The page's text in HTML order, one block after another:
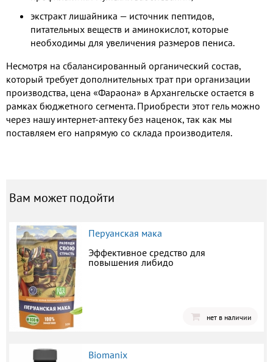
экстракт лишайника — источник пептидов,
питательных веществ и аминокислот, которые
необходимы для увеличения размеров пениса.
Несмотря на сбалансированный органический состав,
который требует дополнительных трат при организации
производства, цена «Фараона» в Архангельске остается в
рамках бюджетного сегмента. Приобрести этот гель можно
через нашу интернет-аптеку без наценок, так как мы
поставляем его напрямую со склада производителя.
Вам может подойти
Перуанская мака
Эффективное средство для
повышения либидо
нет в наличии
Biomanix